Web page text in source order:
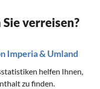
verreisen?
Imperia & Umland
helfen Ihnen,
zu finden.